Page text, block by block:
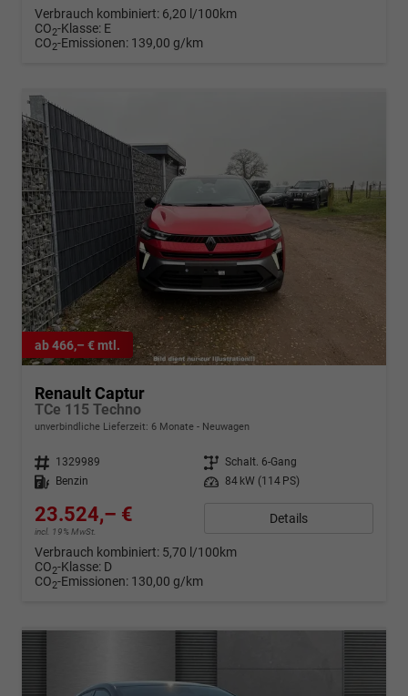
Verbrauch kombiniert: 6,20 l/100km
CO2-Klasse: E
CO2-Emissionen: 139,00 g/km
ab 466,– € mtl.
Renault Captur
TCe 115 Techno
unverbindliche Lieferzeit: 6 Monate Neuwagen
Fahrzeugnr. 1329989 Getriebe Schalt. 6-Gang
Kraftstoff
Benzin Leistung 84 kW (114 PS)
23.524,– €
incl. 19% MwSt.
Details
Verbrauch kombiniert: 5,70 l/100km
CO2-Klasse: D
CO2-Emissionen: 130,00 g/km